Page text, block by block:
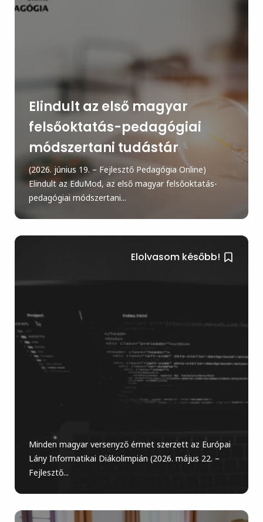
Elindult az első magyar
felsőoktatás-pedagógiai
módszertani tudástár
(2026. június 19. – Fejlesztő Pedagógia Online)
Elindult az EduMod, az első magyar felsőoktatás-
pedagógiai módszertani...
Elolvasom később!
Minden magyar versenyző érmet szerzett az Európai
Lány Informatikai Diákolimpián (2026. május 22. –
Fejlesztő...